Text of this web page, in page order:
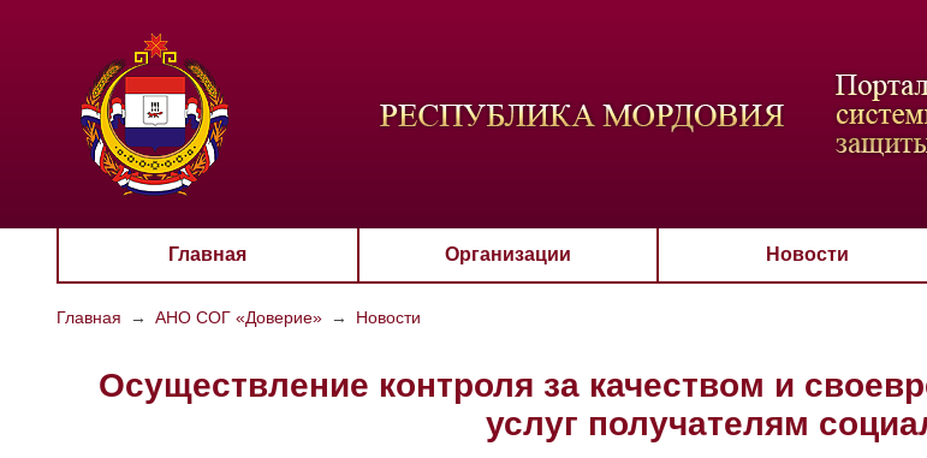
Скрыть Ч/б
Главная Организации Новости
Главная → АНО СОГ «Доверие» → Новости
Осуществление контроля за качеством и
услуг получателям